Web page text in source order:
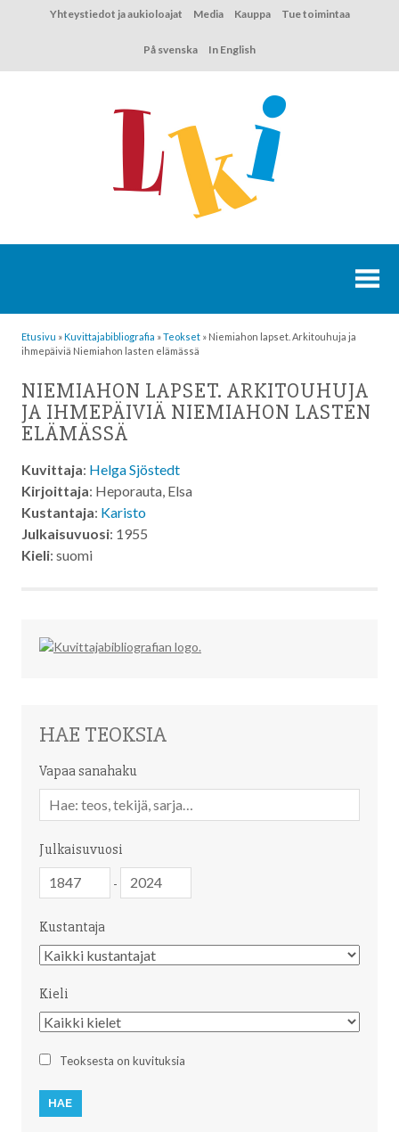
Yhteystiedot ja aukioloajat Media Kauppa Tue toimintaa
På svenska In English
Etusivu »Kuvittaja­bibliografia »Teokset » Niemiahon lapset. Arkitouhuja ja
ihmepäiviä Niemiahon lasten elämässä
NIEMIAHON LAPSET. ARKITOUHUJA
JA IHMEPÄIVIÄ NIEMIAHON LASTEN
ELÄMÄSSÄ
Kuvittaja: Helga Sjöstedt
Kirjoittaja: Heporauta, Elsa
Kustantaja: Karisto
Julkaisuvuosi: 1955
Kieli: suomi
HAE TEOKSIA
Vapaa sanahaku
sanahaku
Julkaisuvuosi
-
Kustantaja
Kustantaja
Kieli
Kieli
Teoksesta on kuvituksia